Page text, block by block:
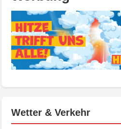
Wetter & Verkehr